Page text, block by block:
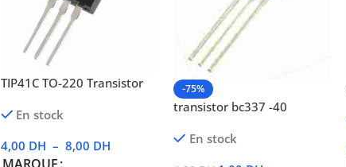
TIP41C TO-220 Transistor
En stock
4,00 DH – 8,00 DH
-75%
transistor bc337 -40
En stock